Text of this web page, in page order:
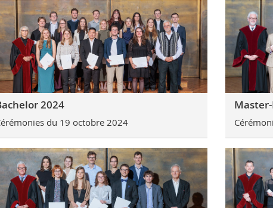
2024
du 19 octobre 2024